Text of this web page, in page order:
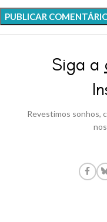
Siga a
Revestimos sonhos,